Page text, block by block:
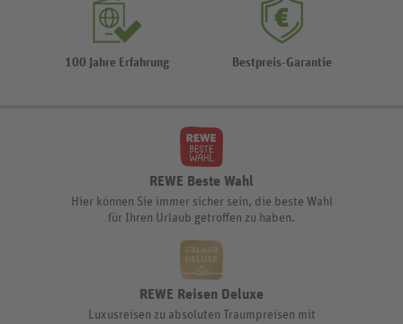
100 Jahre Erfahrung Bestpreis-Garantie
REWE Beste Wahl
Hier können Sie immer sicher sein, die beste Wahl
für Ihren Urlaub getroffen zu haben.
REWE Reisen Deluxe
Luxusreisen zu absoluten Traumpreisen mit